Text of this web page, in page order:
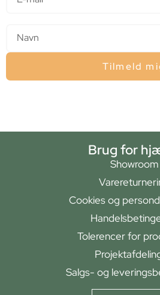
Tilmeld
Brug for
Showroom
Cookies og
Tolerencer for
Salgs- og